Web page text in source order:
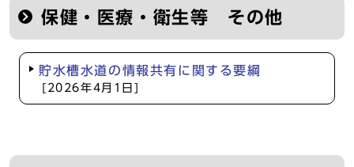
保健・医療・衛生等 その他
貯水槽水道の情報共有に関する要綱
[2026年4月1日]